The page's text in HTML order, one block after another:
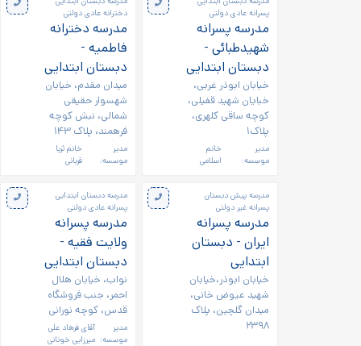
پسرانه عادی دولتی
مدرسه پسرانه
شهیدطبائی -
دبستان ابتدایی
خیابان ابوذر غربی،
خبایان شهید قفیلی،
کوچه ساقی کلهری،
پلاک۱
مدیر
موسسه:
خانم
اسلامی
دخترانه عادی دولتی
مدرسه دخترانه
فاطمیه -
دبستان ابتدایی
میدان مقدم، خیابان
شهسوار حقیقی
شمالی، نبش کوچه
فرهمند، پلاک ۱۴۳
مدیر
موسسه:
خانم ثریا
قربانی
مدرسه پیش دبستان
پسرانه غیر دولتی
مدرسه پسرانه
ایران - دبستان
ابتدایی
خیابان ابوذر،خیابان
شهید عیوض خانی،
میدان گلچین، پلاک
۲۳۹۸
مدرسه دبستان ابتدایی
پسرانه عادی دولتی
مدرسه پسرانه
ولایت فقیه -
دبستان ابتدایی
نواب، خیابان هلال
احمر، جنب فروشگاه
قدس، کوچه نورانی
مدیر
موسسه:
آقای فرهاد علی
میرزایی خونانی